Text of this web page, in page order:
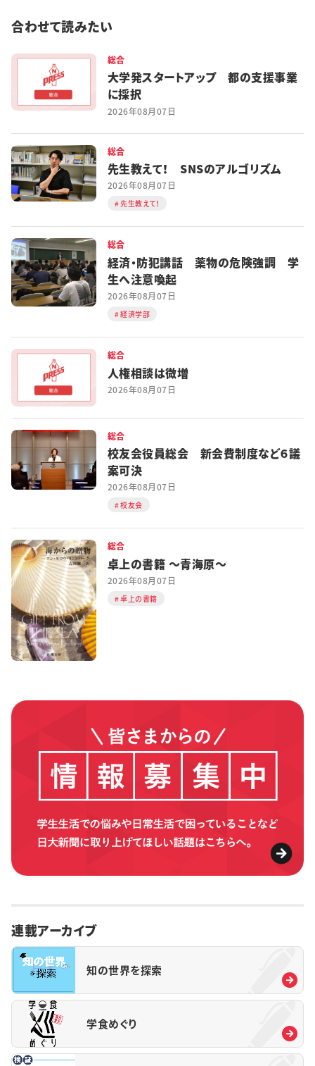
合わせて読みたい
総合
大学発スタートアップ 都の支援事業
に採択
2026年08月07日
総合
先生教えて！ SNSのアルゴリズム
2026年08月07日
先生教えて！
総合
経済・防犯講話 薬物の危険強調 学
生へ注意喚起
2026年08月07日
経済学部
総合
人権相談は微増
2026年08月07日
総合
校友会役員総会 新会費制度など６議
案可決
2026年08月07日
校友会
総合
卓上の書籍 ～青海原～
2026年08月07日
卓上の書籍
連載アーカイブ
知の世界を探索
学食めぐり